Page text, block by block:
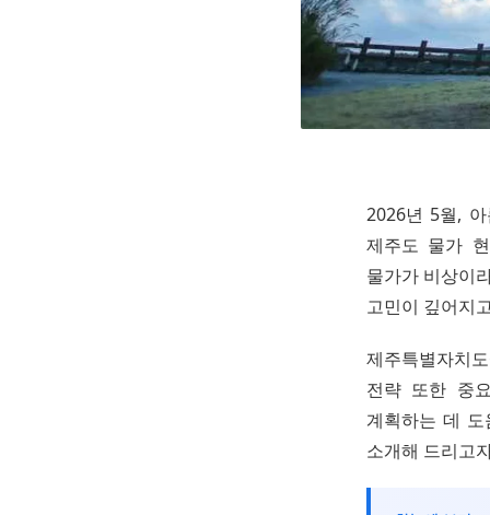
2026년 5월,
제주도 물가
물가가 비상이
고민이 깊어지
제주특별자치
전략 또한 중
계획하는 데
소개해 드리고